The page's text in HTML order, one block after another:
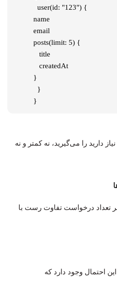
user(id: "123") {
name
email
posts(limit: 5) {
title
createdAt
}
}
}
دارید را می‌گیرید، نه کمتر و نه
تعداد درخواست تفاوت رست با
در یک اپلیکیشن معمولی REST این احتمال وجود دارد که